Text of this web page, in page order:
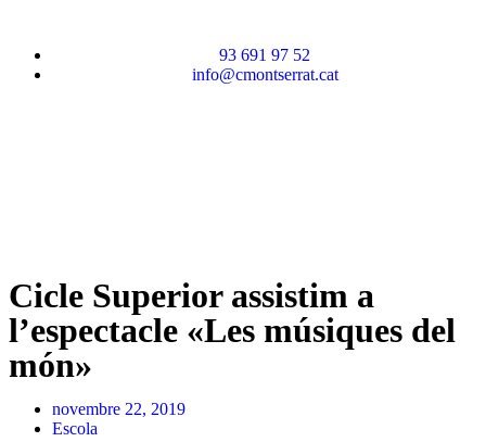
93 691 97 52
info@cmontserrat.cat
Cicle Superior assistim a
l’espectacle «Les músiques del
món»
novembre 22, 2019
Escola